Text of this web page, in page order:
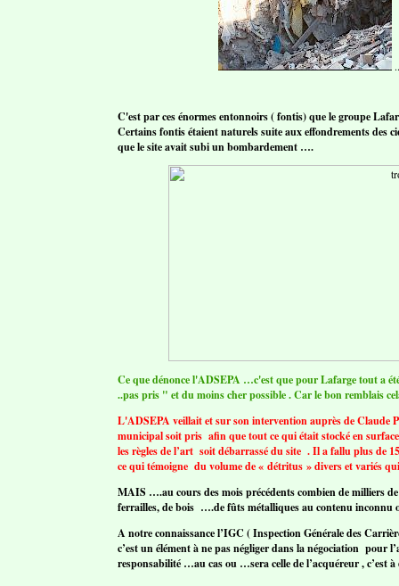
..
C'est par ces énormes entonnoirs ( fontis) que le groupe
Certains fontis étaient naturels suite aux effondrements des
que le site avait subi un bombardement ….
Ce que dénonce l'ADSEPA …c'est que pour Lafarge tout a
..pas pris " et du moins cher possible . Car le bon remblais
L'ADSEPA veillait et sur son intervention auprès de Claude
municipal soit pris afin que tout ce qui était stocké en
les règles de l’art soit débarrassé du site . Il a fallu plus de
ce qui témoigne du volume de « détritus » divers et variés
MAIS ….au cours des mois précédents combien de milliers
ferrailles, de bois ….de fûts métalliques au contenu inconnu
A notre connaissance l’IGC ( Inspection Générale des
c’est un élément à ne pas négliger dans la négociation pour
responsabilité …au cas ou …sera celle de l’acquéreur , c’est